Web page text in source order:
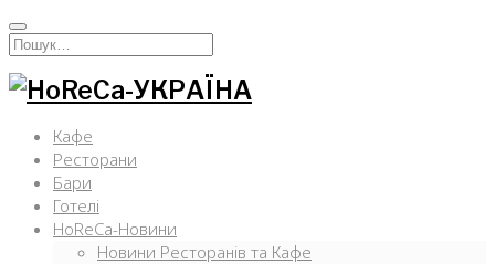
Перейти
кИскать:
Кафе
Ресторани
Бари
Готелі
HoReCa-Новини
Новини Ресторанів та Кафе